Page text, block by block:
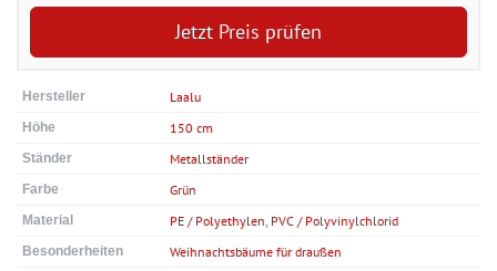
Jetzt Preis prüfen
Hersteller Laalu
Höhe 150 cm
Ständer Metallständer
Farbe Grün
Material PE / Polyethylen PVC / Polyvinylchlorid
Besonderheiten Weihnachtsbäume für draußen